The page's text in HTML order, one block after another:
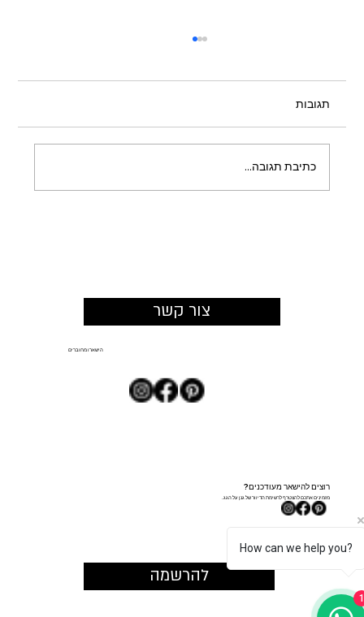
תגובות
כתיבת תגובה...
צור קשר
הישארו מחוברים
מזמינים אתכם להצטרף לרשימת הדיוור של גנן על הגג.
רוצים להישאר מעודכנים?
להרשמה
How can we help you?
1